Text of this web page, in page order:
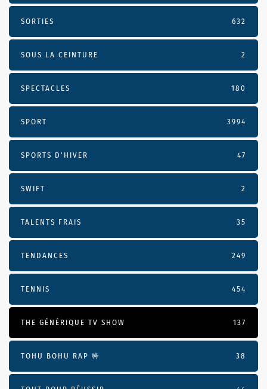
SORTIES 632
SOUS LA CEINTURE 2
SPECTACLES 180
SPORT 3994
SPORTS D'HIVER 47
SWIFT 2
TALENTS FRAIS 35
TENDANCES 249
TENNIS 454
THE GÉNÉRIQUE TV SHOW 137
TOHU BOHU RAP 🤟 38